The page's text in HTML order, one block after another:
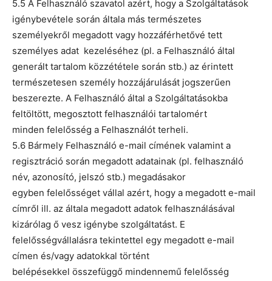
5.5 A Felhasználó szavatol azért, hogy a Szolgáltatások
igénybevétele során általa más természetes
személyekről megadott vagy hozzáférhetővé tett
személyes adat kezeléséhez (pl. a Felhasználó által
generált tartalom közzététele során stb.) az érintett
természetesen személy hozzájárulását jogszerűen
beszerezte. A Felhasználó által a Szolgáltatásokba
feltöltött, megosztott felhasználói tartalomért
minden felelősség a Felhasználót terheli.
5.6 Bármely Felhasználó e-mail címének valamint a
regisztráció során megadott adatainak (pl. felhasználó
név, azonosító, jelszó stb.) megadásakor
egyben felelősséget vállal azért, hogy a megadott e-mail
címről ill. az általa megadott adatok felhasználásával
kizárólag ő vesz igénybe szolgáltatást. E
felelősségvállalásra tekintettel egy megadott e-mail
címen és/vagy adatokkal történt
belépésekkel összefüggő mindennemű felelősség